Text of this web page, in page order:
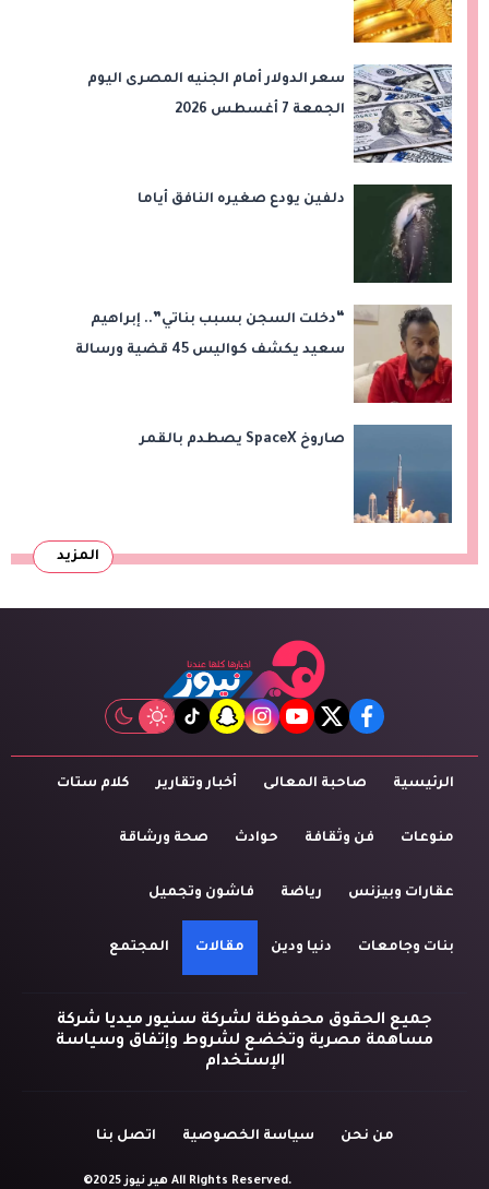
سعر الدولار أمام الجنيه المصرى اليوم
الجمعة 7 أغسطس 2026
دلفين يودع صغيره النافق أياما
“دخلت السجن بسبب بناتي”.. إبراهيم
سعيد يكشف كواليس 45 قضية ورسالة
صاروخ SpaceX يصطدم بالقمر
المزيد
facebook
twitter
youtube
instagram
snapchat
tiktok
الرئيسية صاحبة المعالى أخبار وتقارير كلام ستات
منوعات فن وثقافة حوادث صحة ورشاقة
عقارات وبيزنس رياضة فاشون وتجميل
بنات وجامعات دنيا ودين مقالات المجتمع
جميع الحقوق محفوظة لشركة سنيور ميديا شركة
مساهمة مصرية وتخضع لشروط وإتفاق وسياسة
الإستخدام
من نحن سياسة الخصوصية اتصل بنا
©2025 هير نيوز All Rights Reserved.